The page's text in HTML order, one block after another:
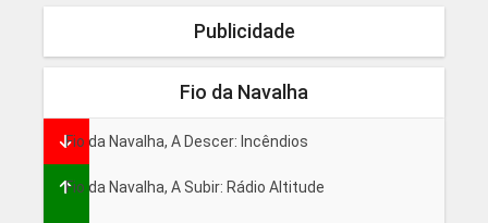
Publicidade
Fio da Navalha
Fio da Navalha, A Descer: Incêndios
Fio da Navalha, A Subir: Rádio Altitude